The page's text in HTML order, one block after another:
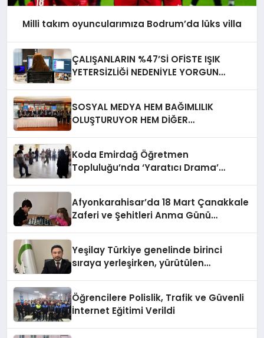
Milli takım oyuncularımıza Bodrum’da lüks villa
ÇALIŞANLARIN %47’Sİ OFİSTE IŞIK
YETERSİZLİĞİ NEDENİYLE YORGUN
SOSYAL MEDYA HEM BAĞIMLILIK
OLUŞTURUYOR HEM DİĞER
Koda Emirdağ Öğretmen
Topluluğu’nda ‘Yaratıcı Drama’
Afyonkarahisar’da 18 Mart Çanakkale
Zaferi ve Şehitleri Anma Günü
Yeşilay Türkiye genelinde birinci
sıraya yerleşirken, yürütülen
Öğrencilere Polislik, Trafik ve Güvenli
İnternet Eğitimi Verildi